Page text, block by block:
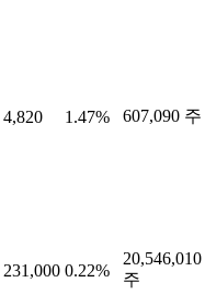
4,820 1.47% 607,090 주
231,000 0.22%
20,546,010
주